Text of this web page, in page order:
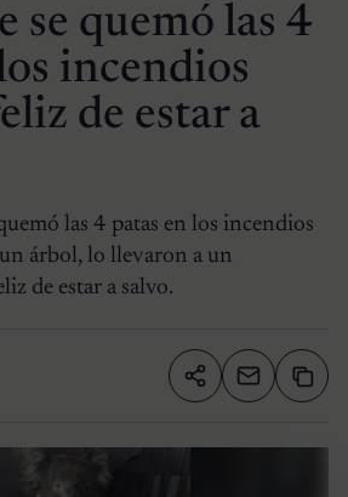
se quemó las 4
incendios
de estar a
las 4 patas en los incendios
árbol, lo llevaron a un
de estar a salvo.
Compartir